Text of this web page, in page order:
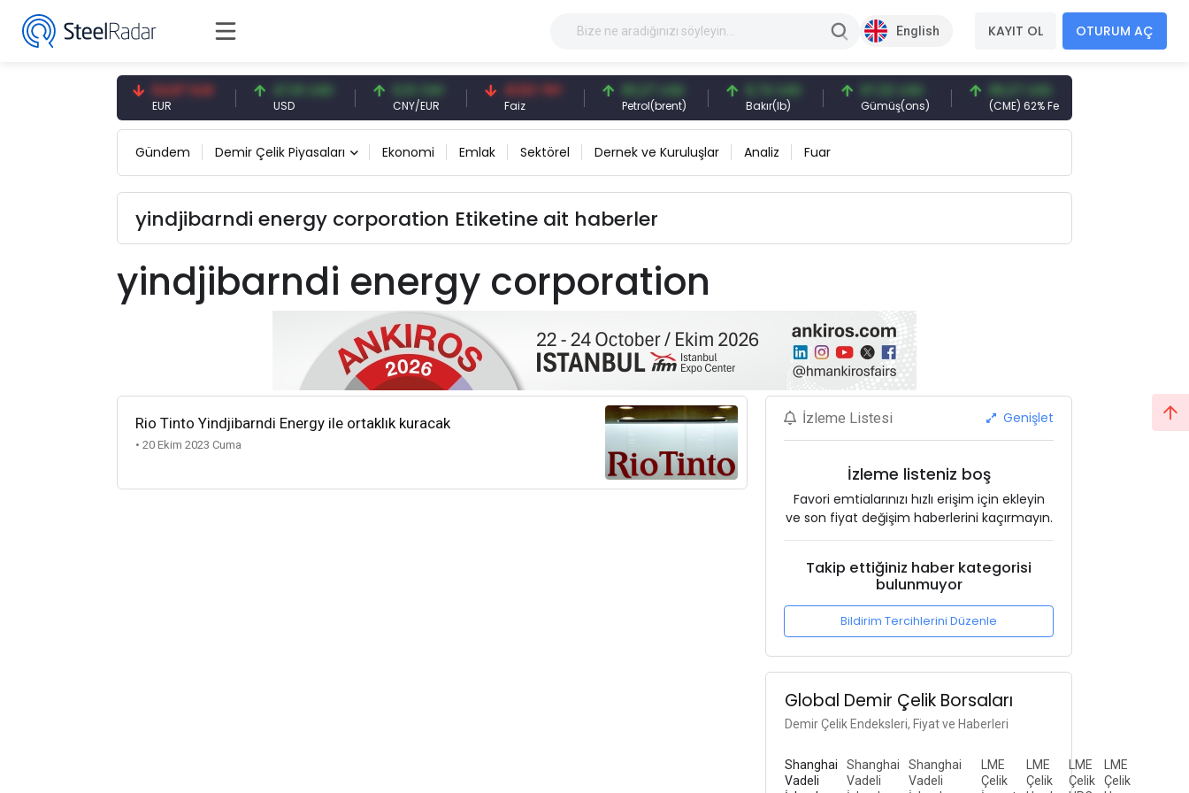
English KAYIT OL OTURUM AÇ
54,87 EUR 47,61 USD 0,13 CNY
CNY/EUR
41,53 TRY 83,27 USD
Petrol(brent)
6,74 USD
Bakır(lb)
97,32 USD
Gümüş(ons)
96,27 USD
(CME) 62% Fe
Gündem Demir Çelik Piyasaları Ekonomi Emlak Sektörel Dernek ve Kuruluşlar Analiz Fuar
yindjibarndi energy corporation Etiketine ait haberler
yindjibarndi energy corporation
Rio Tinto Yindjibarndi Energy ile ortaklık kuracak
• 20 Ekim 2023 Cuma
İzleme Listesi Genişlet
İzleme listeniz boş
Favori emtialarınızı hızlı erişim için ekleyin
ve son fiyat değişim haberlerini kaçırmayın.
Takip ettiğiniz haber kategorisi
bulunmuyor
Bildirim Tercihlerini Düzenle
Global Demir Çelik Borsaları
Demir Çelik Endeksleri, Fiyat ve Haberleri
Shanghai
Vadeli
Shanghai
Vadeli
Shanghai
Vadeli
LME
Çelik
LME
Çelik
LME
Çelik
LME
Çelik